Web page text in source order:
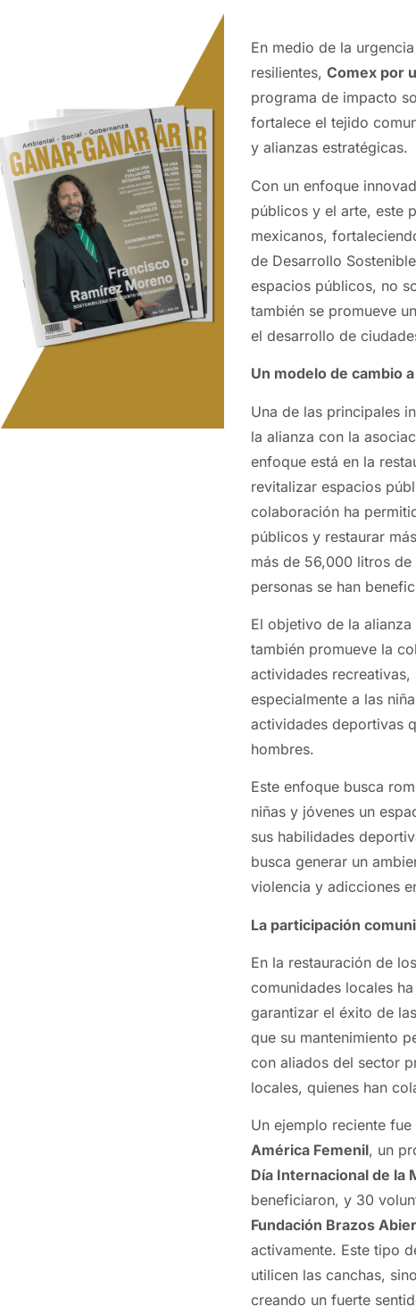
En medio de la
resilientes, Comex por
programa de impacto
fortalece el tejido
y alianzas estratégicas.
Con un enfoque
públicos y el arte, este
mexicanos,
de Desarrollo
espacios públicos, no
también se promueve
el desarrollo de
Un modelo de cambio
Una de las principales
la alianza con la
enfoque está en la
revitalizar espacios
colaboración ha
públicos y restaurar
más de 56,000 litros
personas se han
El objetivo de la
también promueve la
actividades
especialmente a las
actividades deportivas
hombres.
Este enfoque busca
niñas y jóvenes un
sus habilidades
busca generar un
violencia y adicciones
La participación
En la restauración de
comunidades locales
garantizar el éxito de
que su mantenimiento
con aliados del sector
locales, quienes han
Un ejemplo reciente
América Femenil, un
Día Internacional de la
beneficiaron, y 30
Fundación Brazos
activamente. Este tipo
utilicen las canchas,
creando un fuerte